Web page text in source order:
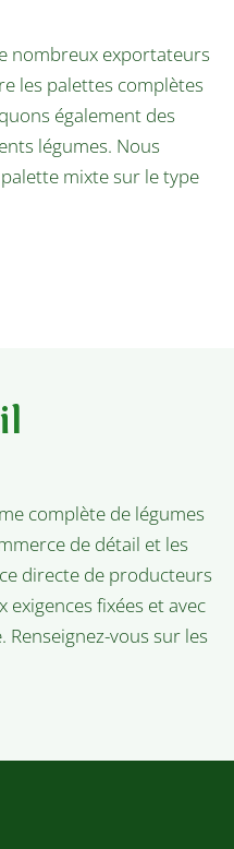
nombreux exportateurs
les palettes complètes
également des
légumes. Nous
mixte sur le type
complète de légumes
de détail et les
directe de producteurs
fixées et avec
Renseignez-vous sur les